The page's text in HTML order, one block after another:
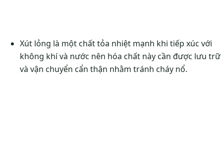
Xút lỏng là một chất tỏa nhiệt mạnh khi tiếp xúc với
không khí và nước nên hóa chất này cần được lưu trữ
và vận chuyển cẩn thận nhằm tránh cháy nổ.